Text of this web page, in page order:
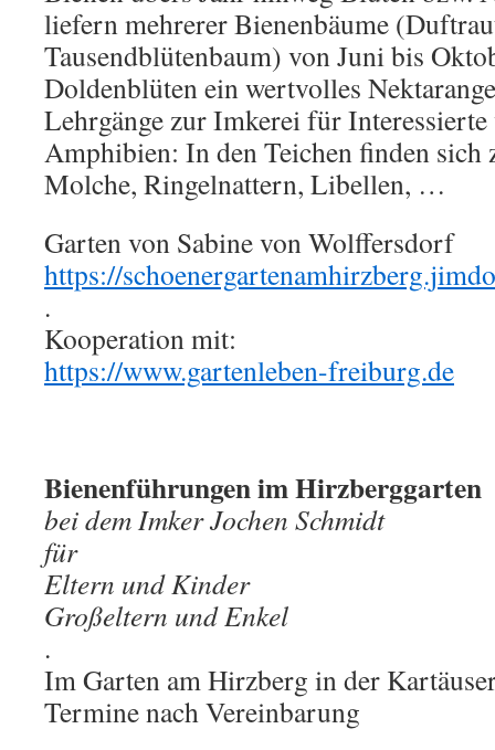
liefern mehrerer Bienenbäume
Tausendblütenbaum) von Juni bis
Doldenblüten ein wertvolles
Lehrgänge zur Imkerei für
Amphibien: In den Teichen finden sich
Molche, Ringelnattern, Libellen, …
Garten von Sabine von Wolffersdorf
https://
.
Kooperation mit:
https://www.gartenleben-freiburg.de
Bienenführungen im Hirzberggarten
bei dem Imker Jochen Schmidt
für
Eltern und Kinder
Großeltern und Enkel
.
Im Garten am Hirzberg in der
Termine nach Vereinbarung